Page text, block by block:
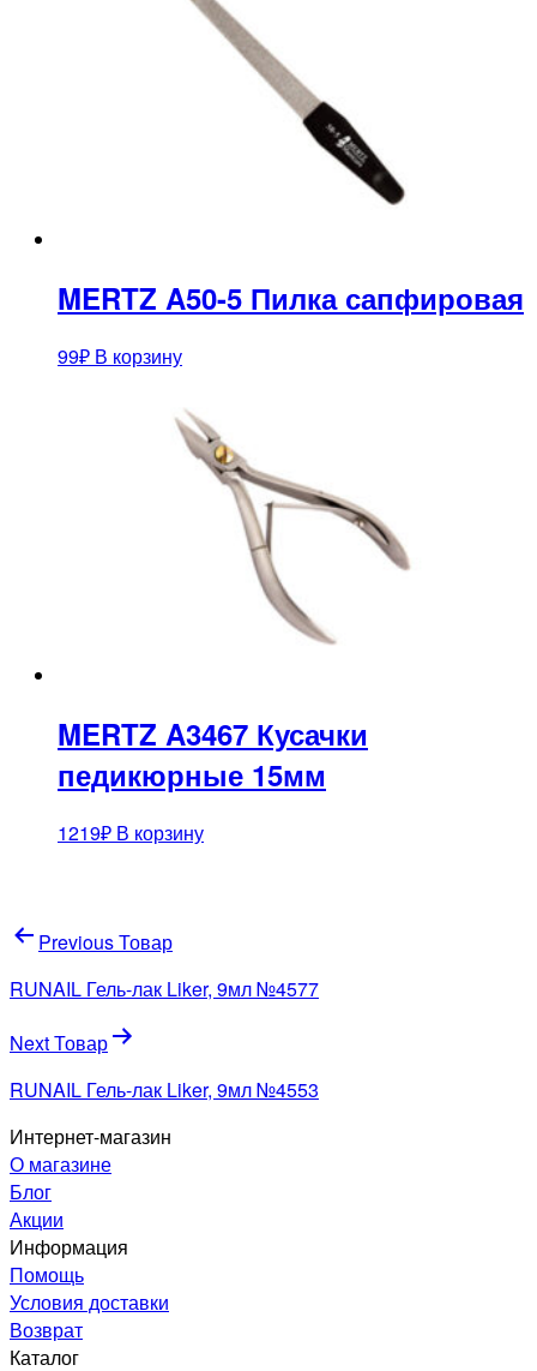
MERTZ A50-5 Пилка сапфировая
99₽ В корзину
MERTZ A3467 Кусачки
педикюрные 15мм
1219₽ В корзину
Навигация
по
записям
Previous Товар
RUNAIL Гель-лак Liker, 9мл №4577
Next Товар
RUNAIL Гель-лак Liker, 9мл №4553
Интернет-магазин
О магазине
Блог
Акции
Информация
Помощь
Условия доставки
Возврат
Каталог